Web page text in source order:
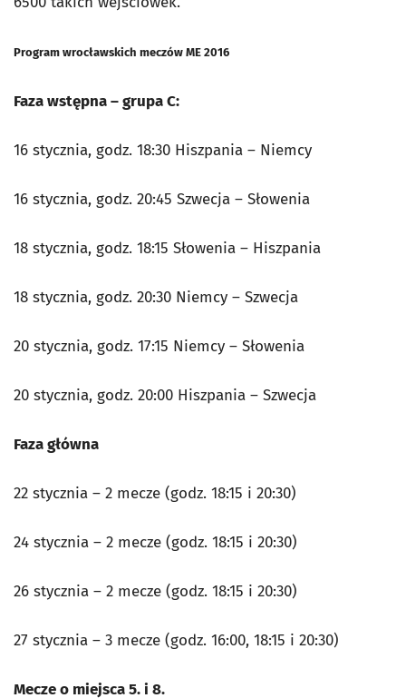
Program wrocławskich meczów ME 2016
Faza wstępna – grupa C:
16 stycznia, godz. 18:30 Hiszpania – Niemcy
16 stycznia, godz. 20:45 Szwecja – Słowenia
18 stycznia, godz. 18:15 Słowenia – Hiszpania
18 stycznia, godz. 20:30 Niemcy – Szwecja
20 stycznia, godz. 17:15 Niemcy – Słowenia
20 stycznia, godz. 20:00 Hiszpania – Szwecja
Faza główna
22 stycznia – 2 mecze (godz. 18:15 i 20:30)
24 stycznia – 2 mecze (godz. 18:15 i 20:30)
26 stycznia – 2 mecze (godz. 18:15 i 20:30)
27 stycznia – 3 mecze (godz. 16:00, 18:15 i 20:30)
Mecze o miejsca 5. i 8.